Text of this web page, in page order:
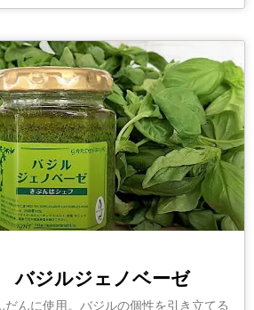
バジルジェノベーゼ
んに使用。バジルの個性を引き立てる